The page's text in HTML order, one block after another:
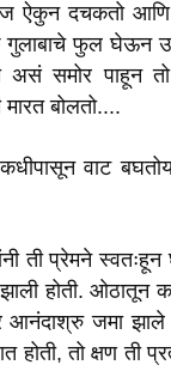
ऐकुन दचकतो आणि
फुल घेऊन
असं समोर पाहून
मारत बोलतो....
वाट
ती प्रेमने स्वतःहून
होती. ओठातून
आनंदाश्रु जमा झाले
होती, तो क्षण ती